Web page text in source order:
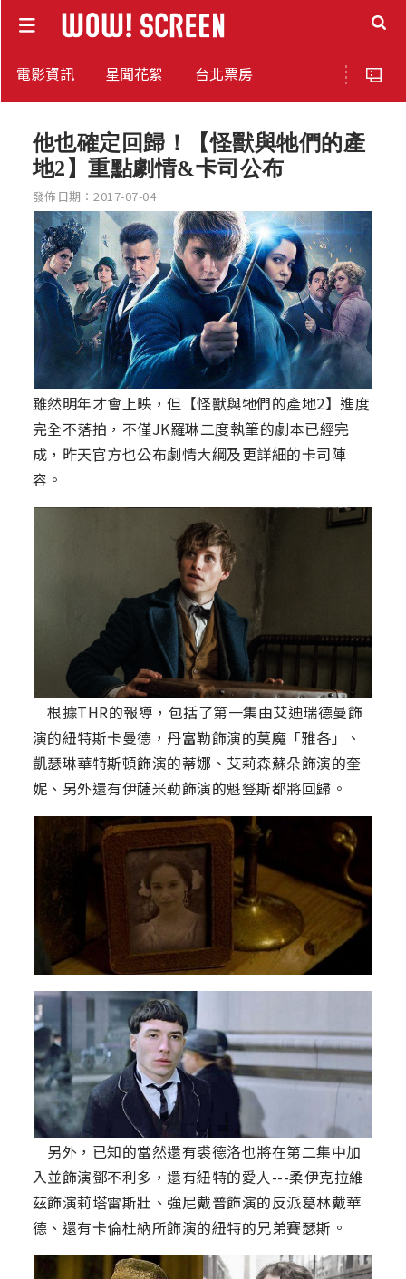
電影資訊 星聞花絮 台北票房
他也確定回歸！【怪獸與牠們的產
地2】重點劇情&卡司公布
發佈日期：2017-07-04
雖然明年才會上映，但【怪獸與牠們的產地2】進度
完全不落拍，不僅JK羅琳二度執筆的劇本已經完
成，昨天官方也公布劇情大綱及更詳細的卡司陣
容。
根據THR的報導，包括了第一集由艾迪瑞德曼飾
演的紐特斯卡曼德，丹富勒飾演的莫魔「雅各」、
凱瑟琳華特斯頓飾演的蒂娜、艾莉森蘇朵飾演的奎
妮、另外還有伊薩米勒飾演的魁豋斯都將回歸。
另外，已知的當然還有裘德洛也將在第二集中加
入並飾演鄧不利多，還有紐特的愛人---柔伊克拉維
茲飾演莉塔雷斯壯、強尼戴普飾演的反派葛林戴華
德、還有卡倫杜納所飾演的紐特的兄弟賽瑟斯。